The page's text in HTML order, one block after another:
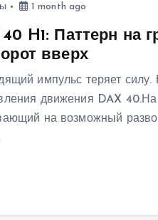
1 month ago
40 H1: Паттерн на
вверх
импульс теряет
движения DAX
на возможный